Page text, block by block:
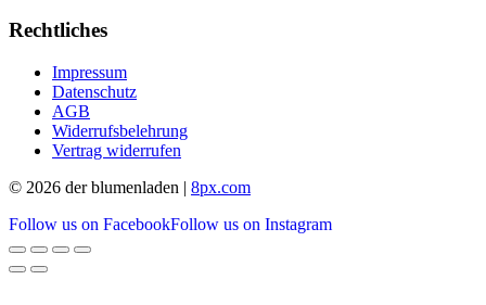
Rechtliches
Impressum
Datenschutz
AGB
Widerrufsbelehrung
Vertrag widerrufen
© 2026 der blumenladen | 8px.com
Follow us on FacebookFollow us on Instagram